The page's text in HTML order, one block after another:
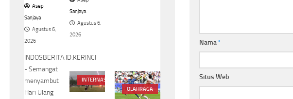
Nama*
Situs Web
Asep
Sanjaya
Agustus 6,
2026
INDOSBERITA.ID.KERINCI
- Semangat
menyambut
Hari Ulang
Sanjaya
Agustus 6,
2026
INTERNASIONAL
OLAHRAGA